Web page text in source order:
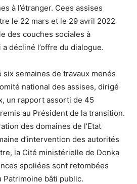
à l’étranger. Cees assises
le 22 mars et le 29 avril 2022
des couches sociales à
a décliné l’offre du dialogue.
semaines de travaux menés
national des assises, dirigé
un rapport assorti de 45
au Président de la transition.
des domaines de l’Etat
d’intervention des autorités
la Cité ministérielle de Donka
spoliées sont retombées
bâti public.